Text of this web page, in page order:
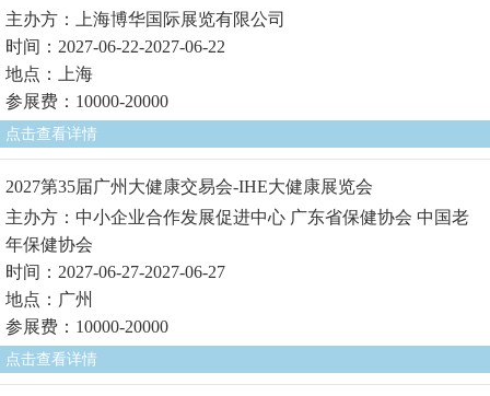
主办方：上海博华国际展览有限公司
时间：2027-06-22-2027-06-22
地点：上海
参展费：10000-20000
点击查看详情
2027第35届广州大健康交易会-IHE大健康展览会
主办方：中小企业合作发展促进中心 广东省保健协会 中国老
年保健协会
时间：2027-06-27-2027-06-27
地点：广州
参展费：10000-20000
点击查看详情